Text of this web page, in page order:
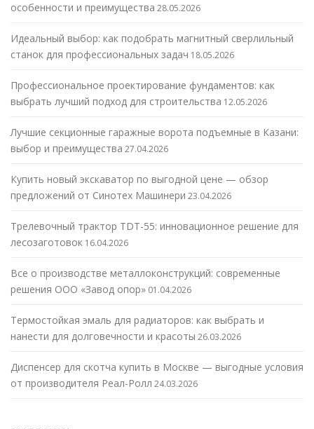
особенности и преимущества 28.05.2026
Идеальный выбор: как подобрать магнитный сверлильный
станок для профессиональных задач 18.05.2026
Профессиональное проектирование фундаментов: как
выбрать лучший подход для строительства 12.05.2026
Лучшие секционные гаражные ворота подъемные в Казани:
выбор и преимущества 27.04.2026
Купить новый экскаватор по выгодной цене — обзор
предложений от Синотех Машинери 23.04.2026
Трелевочный трактор TDT-55: инновационное решение для
лесозаготовок 16.04.2026
Все о производстве металлоконструкций: современные
решения ООО «Завод опор» 01.04.2026
Термостойкая эмаль для радиаторов: как выбрать и
нанести для долговечности и красоты 26.03.2026
Диспенсер для скотча купить в Москве — выгодные условия
от производителя Реал-Ролл 24.03.2026